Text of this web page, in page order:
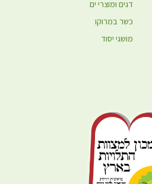
דגים ומוצרי ים
כשר במרוקו
מושגי יסוד